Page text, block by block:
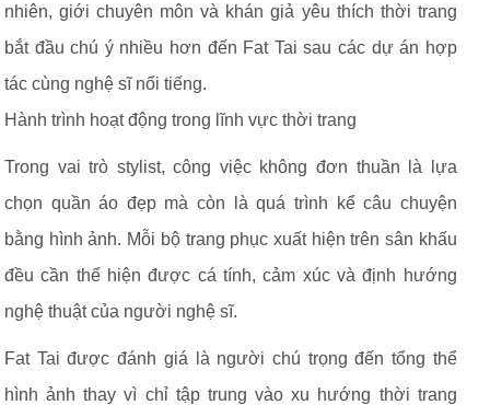
nhiên, giới chuyên môn và khán giả yêu thích thời trang
bắt đầu chú ý nhiều hơn đến Fat Tai sau các dự án hợp
tác cùng nghệ sĩ nổi tiếng.
Hành trình hoạt động trong lĩnh vực thời trang
Trong vai trò stylist, công việc không đơn thuần là lựa
chọn quần áo đẹp mà còn là quá trình kể câu chuyện
bằng hình ảnh. Mỗi bộ trang phục xuất hiện trên sân khấu
đều cần thể hiện được cá tính, cảm xúc và định hướng
nghệ thuật của người nghệ sĩ.
Fat Tai được đánh giá là người chú trọng đến tổng thể
hình ảnh thay vì chỉ tập trung vào xu hướng thời trang